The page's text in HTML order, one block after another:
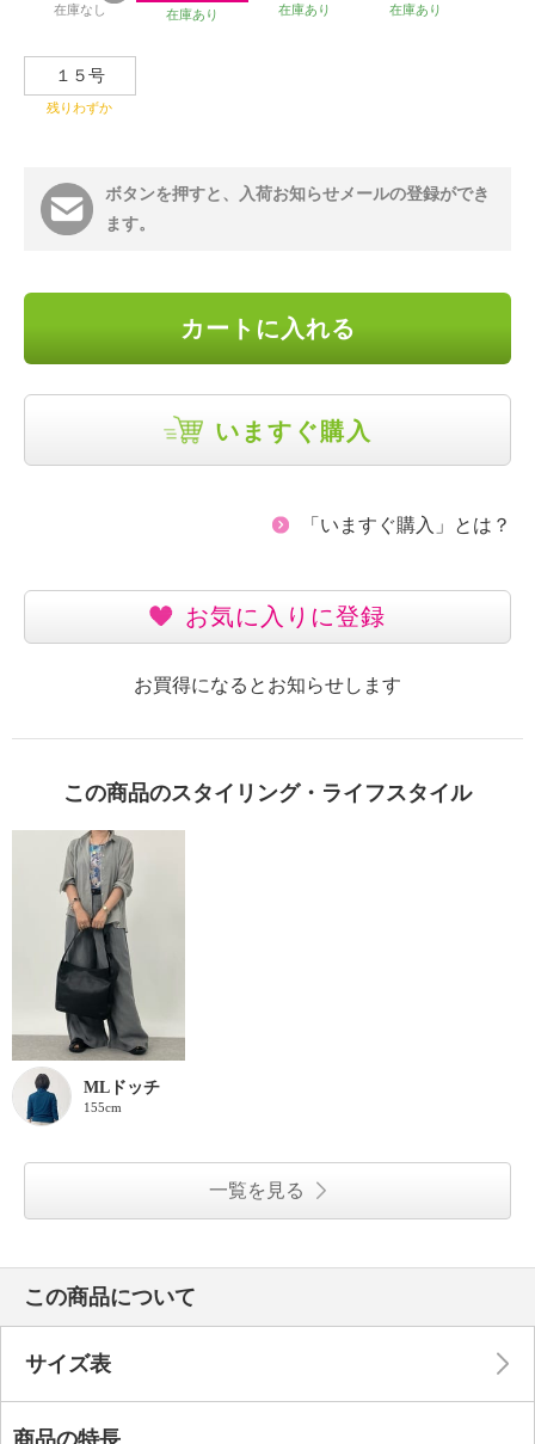
在庫なし 在庫あり 在庫あり 在庫あり
１５号
残りわずか
ボタンを押すと、入荷お知らせメールの登録ができ
ます。
カートに入れる
いますぐ購入
「いますぐ購入」とは？
お気に入りに登録
お買得になるとお知らせします
この商品のスタイリング・ライフスタイル
MLドッチ
155cm
一覧を見る
この商品について
サイズ表
商品の特長